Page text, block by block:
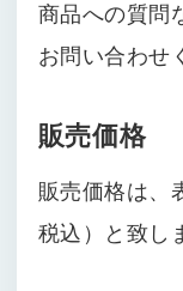
商品への質問
お問い合わせ
販売価格
販売価格は、
税込）と致し